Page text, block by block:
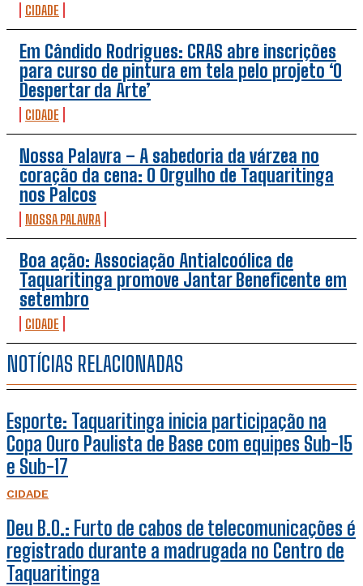
CIDADE
Em Cândido Rodrigues: CRAS abre inscrições
para curso de pintura em tela pelo projeto ‘O
Despertar da Arte’
CIDADE
Nossa Palavra – A sabedoria da várzea no
coração da cena: O Orgulho de Taquaritinga
nos Palcos
NOSSA PALAVRA
Boa ação: Associação Antialcoólica de
Taquaritinga promove Jantar Beneficente em
setembro
CIDADE
NOTÍCIAS RELACIONADAS
Esporte: Taquaritinga inicia participação na
Copa Ouro Paulista de Base com equipes Sub-15
e Sub-17
CIDADE
Deu B.O.: Furto de cabos de telecomunicações é
registrado durante a madrugada no Centro de
Taquaritinga